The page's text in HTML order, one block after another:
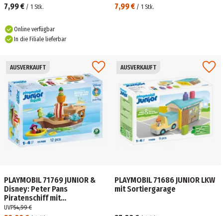
7,99 € / 1 Stk.
Online verfügbar
In die Filiale lieferbar
7,99 € / 1 Stk.
AUSVERKAUFT
PLAYMOBIL 71769 JUNIOR &
Disney: Peter Pans
Piratenschiff mit
Wasserspritzspaß
UVP54,99 €
AUSVERKAUFT
PLAYMOBIL 71686 JUNIOR LKW
mit Sortiergarage